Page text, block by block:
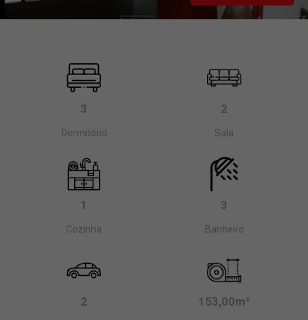
3
Dormitório
2
Sala
1
Cozinha
3
Banheiro
2 153,00m²